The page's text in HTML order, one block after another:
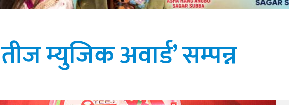
म्युजिक अवार्ड’ सम्पन्न